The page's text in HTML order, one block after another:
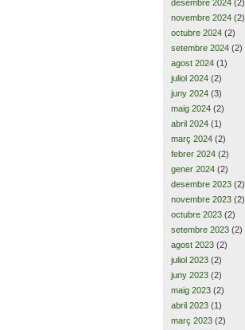
desembre 2024 (2)
novembre 2024 (2)
octubre 2024 (2)
setembre 2024 (2)
agost 2024 (1)
juliol 2024 (2)
juny 2024 (3)
maig 2024 (2)
abril 2024 (1)
març 2024 (2)
febrer 2024 (2)
gener 2024 (2)
desembre 2023 (2)
novembre 2023 (2)
octubre 2023 (2)
setembre 2023 (2)
agost 2023 (2)
juliol 2023 (2)
juny 2023 (2)
maig 2023 (2)
abril 2023 (1)
març 2023 (2)